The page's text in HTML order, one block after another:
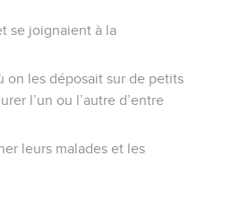
se joignaient à la
on les déposait sur de petits
l’un ou l’autre d’entre
leurs malades et les